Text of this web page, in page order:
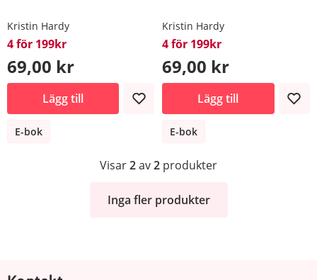
Kristin Hardy
4 för 199kr
69,00 kr
Lägg till
E-bok
Kristin Hardy
4 för 199kr
69,00 kr
Lägg till
E-bok
Visar2av2 produkter
Inga fler produkter